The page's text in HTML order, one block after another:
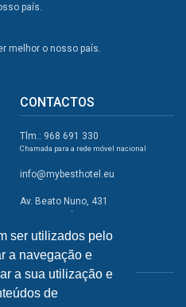
ser utilizados pelo
a navegação e
a sua utilização e
de
país.
melhor o nosso país.
CONTACTOS
Tlm.: 968 691 330
Chamada para a rede móvel nacional
info@mybesthotel.eu
Av. Beato Nuno, 431
2495-401 Fátima
REDES SOCIAIS